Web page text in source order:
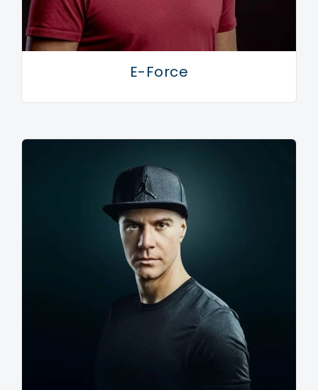
E-Force